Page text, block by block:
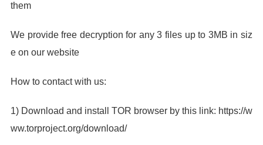
them
We provide free decryption for any 3 files up to 3MB in siz
e on our website
How to contact with us:
1) Download and install TOR browser by this link: https://w
ww.torproject.org/download/